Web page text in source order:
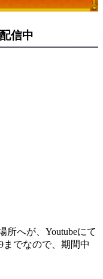
信中
所へが、Youtubeにて
までなので、期間中